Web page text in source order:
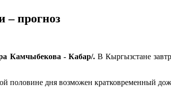
– прогноз
Камчыбекова - Кабар/.В Кыргызстане
половине дня возможен кратковременный